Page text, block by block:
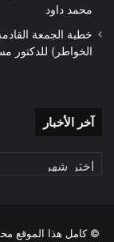
محمد داود
خطبة الجمعة
الخواطر) للدكتور
آخر الأخبار
© كامل هذا